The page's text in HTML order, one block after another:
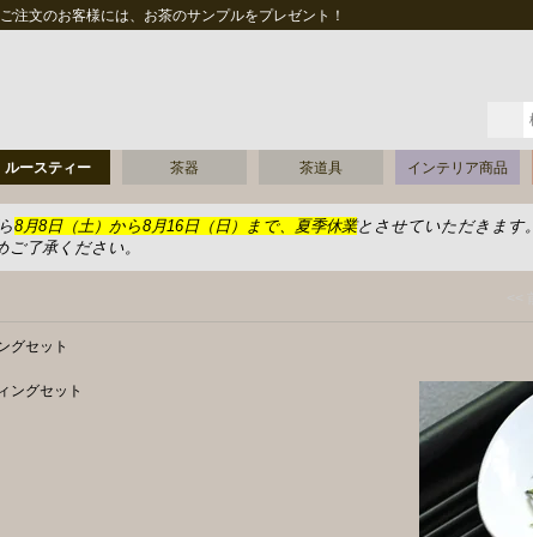
注文のお客様には、お茶のサンプルをプレゼント！
ルースティー 茶器 茶道具 インテリア商品
8月8日（土）から8月16日（日）まで、夏季休業とさせていただきます
了承ください。
グセット